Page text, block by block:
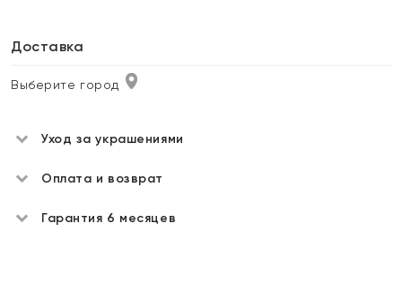
Доставка
Выберите город
Уход за украшениями
Оплата и возврат
Гарантия 6 месяцев